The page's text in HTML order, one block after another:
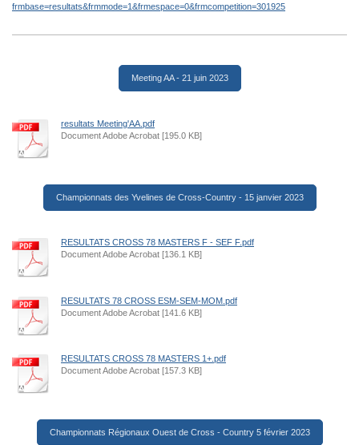
frmbase=resultats&frmmode=1&frmespace=0&frmcompetition=301925
Meeting AA - 21 juin 2023
resultats Meeting'AA.pdf
Document Adobe Acrobat [195.0 KB]
Championnats des Yvelines de Cross-Country - 15 janvier 2023
RESULTATS CROSS 78 MASTERS F - SEF F.pdf
Document Adobe Acrobat [136.1 KB]
RESULTATS 78 CROSS ESM-SEM-MOM.pdf
Document Adobe Acrobat [141.6 KB]
RESULTATS CROSS 78 MASTERS 1+.pdf
Document Adobe Acrobat [157.3 KB]
Championnats Régionaux Ouest de Cross - Country 5 février 2023